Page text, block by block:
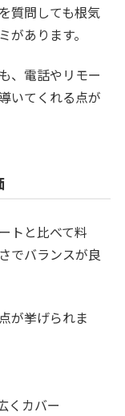
質問しても根気
あります。
、電話やリモー
いてくれる点が
トと比べて料
でバランスが良
が挙げられま
くカバー